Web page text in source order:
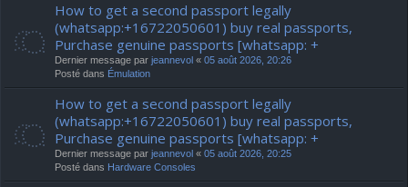
How to get a second passport legally
(whatsapp:+16722050601) buy real passports,
Purchase genuine passports [whatsapp: +
Dernier message par jeannevol « 05 août 2026, 20:26
Posté dans Émulation
How to get a second passport legally
(whatsapp:+16722050601) buy real passports,
Purchase genuine passports [whatsapp: +
Dernier message par jeannevol « 05 août 2026, 20:25
Posté dans Hardware Consoles